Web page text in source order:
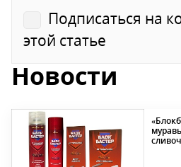
Подписаться на
этой статье
Новости